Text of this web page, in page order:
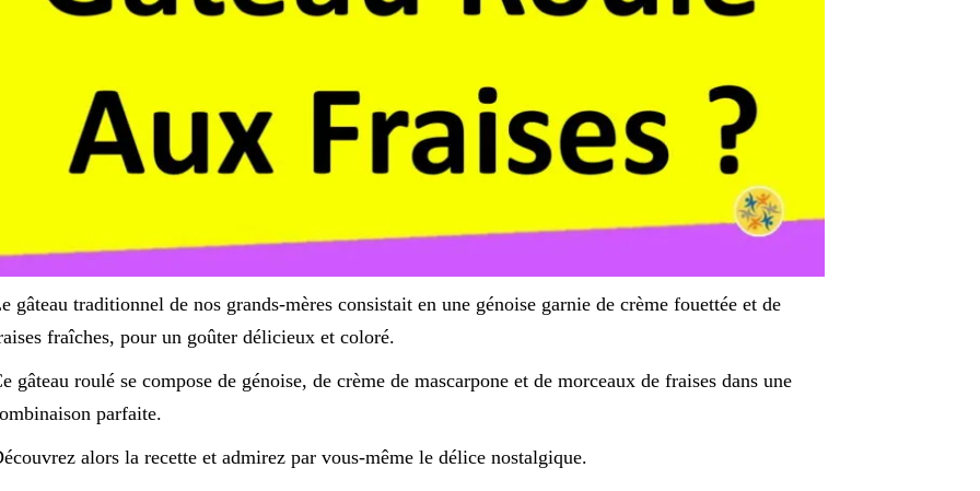
gâteau traditionnel de nos grands-mères consistait en une génoise garnie de crème fouettée et de
fraîches, pour un goûter délicieux et coloré.
gâteau roulé se compose de génoise, de crème de mascarpone et de morceaux de fraises dans une
parfaite.
alors la recette et admirez par vous-même le délice nostalgique.